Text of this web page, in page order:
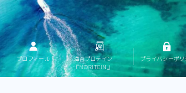
プロフィール
海苔プロテイン
『NORITEIN』
プライバシーポリ
ー